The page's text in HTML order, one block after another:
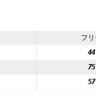
フリ
44
75
57